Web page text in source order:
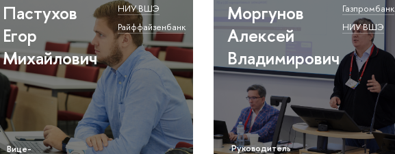
Пастухов
Егор
Михайлович
НИУ ВШЭ
Райффайзенбанк
Моргунов
Алексей
Владимирович
Газпромбанк
НИУ ВШЭ